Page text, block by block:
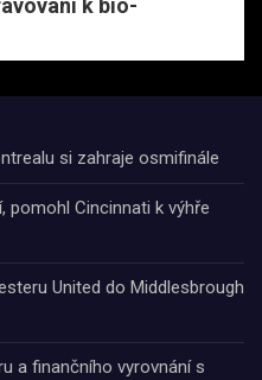
k bio-
si zahraje osmifinále
pomohl Cincinnati k výhře
United do Middlesbrough
a finančního vyrovnání s